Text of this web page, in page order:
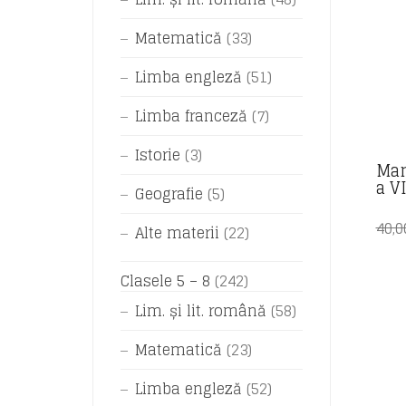
a
Matematică (33)
Limba engleză (51)
Limba franceză (7)
Istorie (3)
Geografie (5)
Alte materii (22)
Clasele 5 – 8 (242)
Lim. și lit. română (58)
Matematică (23)
Limba engleză (52)